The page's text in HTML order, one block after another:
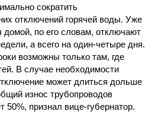
сократить
отключений горячей воды. Уже
домой, по его словам, отключают
а всего на один-четыре дня.
возможны только там, где
В случае необходимости
может длиться дольше
износ трубопроводов
50%, признал вице-губернатор.